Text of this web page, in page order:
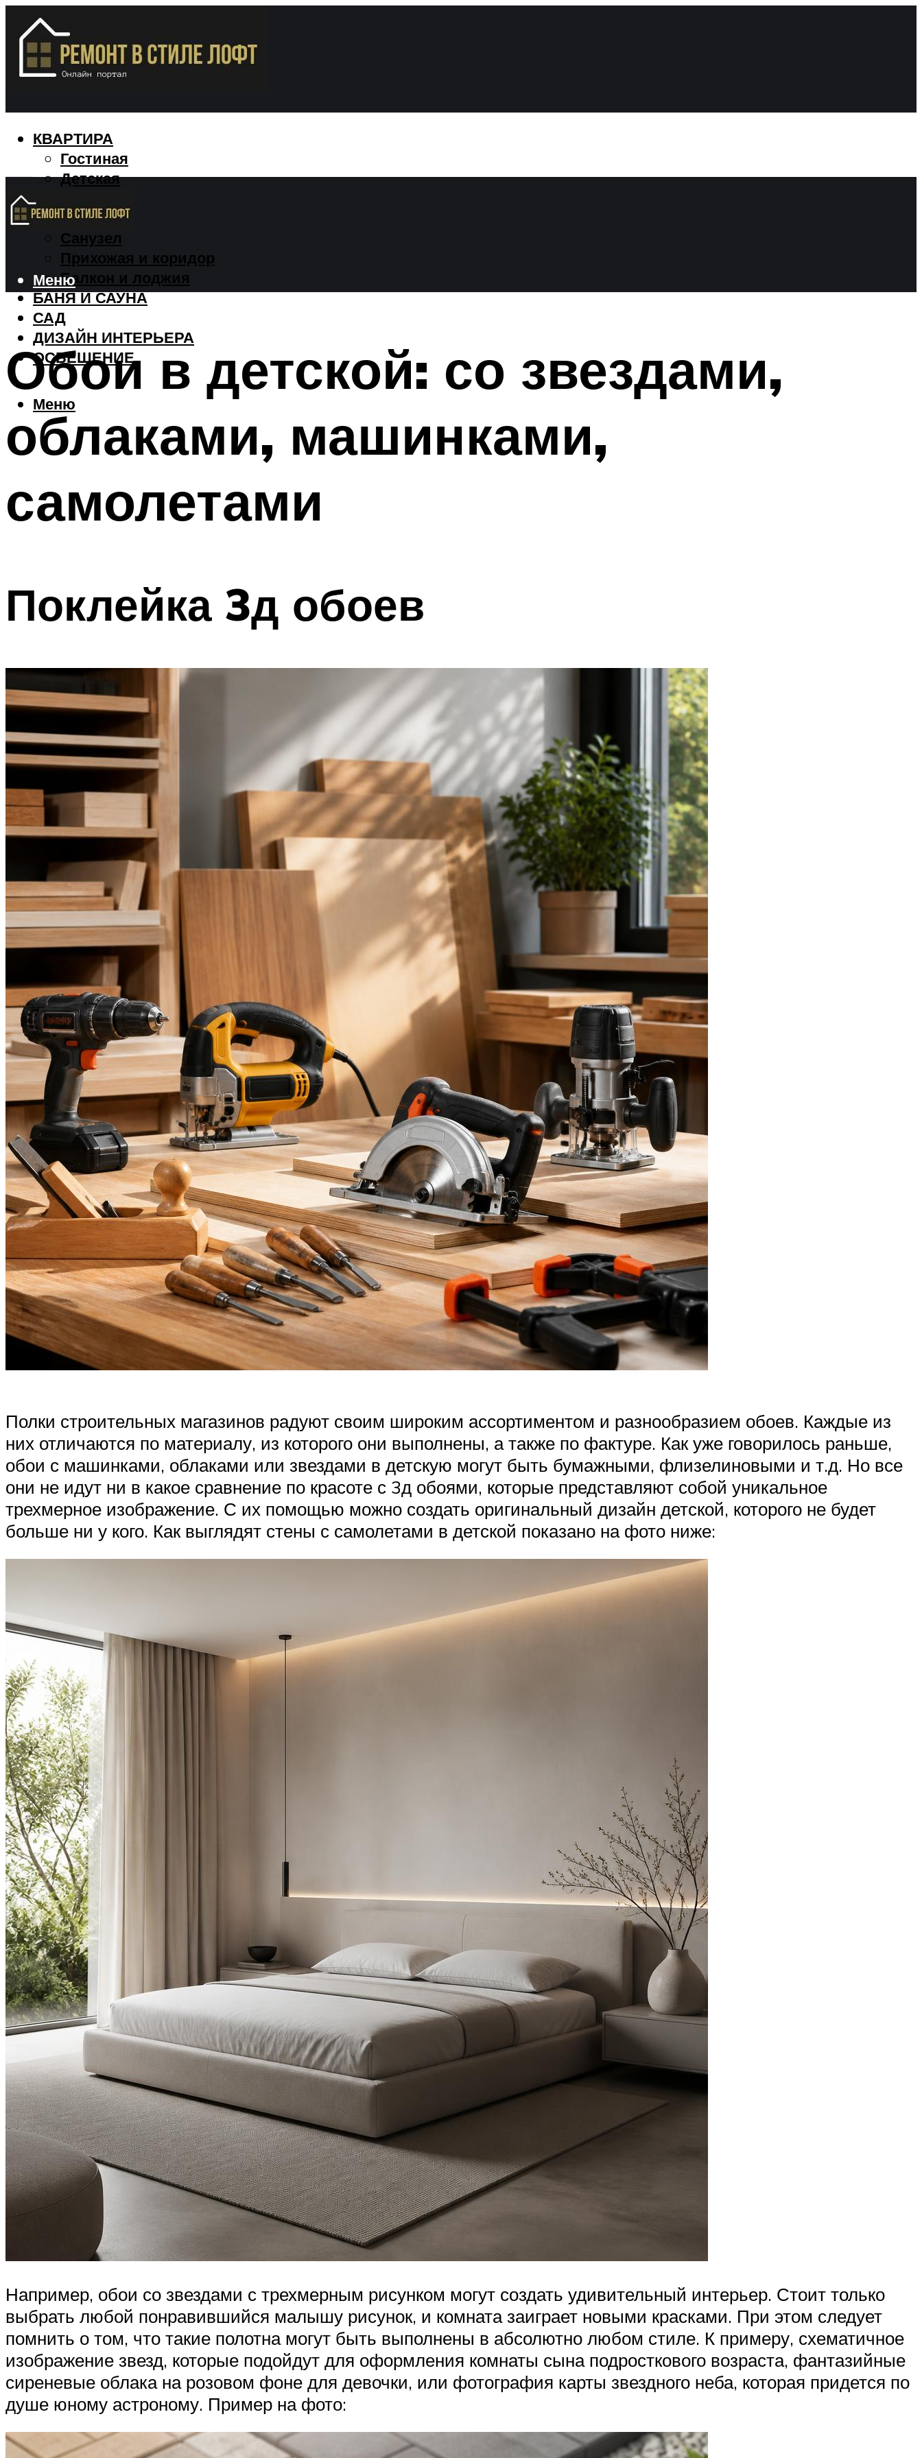
КВАРТИРА
Гостиная
Детская
Спальня
Санузел
Прихожая и коридор
Балкон и лоджия
БАНЯ И САУНА
САД
ДИЗАЙН ИНТЕРЬЕРА
ОСВЕЩЕНИЕ
Меню
Меню
Обои в детской: со звездами,
облаками, машинками,
самолетами
Поклейка 3д обоев
Полки строительных магазинов радуют своим широким ассортиментом и разнообразием обоев. Каждые из
них отличаются по материалу, из которого они выполнены, а также по фактуре. Как уже говорилось раньше,
обои с машинками, облаками или звездами в детскую могут быть бумажными, флизелиновыми и т.д. Но все
они не идут ни в какое сравнение по красоте с 3д обоями, которые представляют собой уникальное
трехмерное изображение. С их помощью можно создать оригинальный дизайн детской, которого не будет
больше ни у кого. Как выглядят стены с самолетами в детской показано на фото ниже:
Например, обои со звездами с трехмерным рисунком могут создать удивительный интерьер. Стоит только
выбрать любой понравившийся малышу рисунок, и комната заиграет новыми красками. При этом следует
помнить о том, что такие полотна могут быть выполнены в абсолютно любом стиле. К примеру, схематичное
изображение звезд, которые подойдут для оформления комнаты сына подросткового возраста, фантазийные
сиреневые облака на розовом фоне для девочки, или фотография карты звездного неба, которая придется по
душе юному астроному. Пример на фото: